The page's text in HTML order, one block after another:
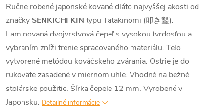
Ručne robené japonské kované dláto najvyššej akosti od
značky SENKICHI KIN typu Tatakinomi (叩き鑿).
Laminovaná dvojvrstvová čepeľ s vysokou tvrdosťou a
vybraním zníži trenie spracovaného materiálu. Telo
vytvorené metódou kováčskeho zvárania. Ostrie je do
rukoväte zasadené v miernom uhle. Vhodné na bežné
stolárske použitie. Šírka čepele 12 mm. Vyrobené v
Japonsku. Detailné informácie